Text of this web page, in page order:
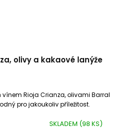
olivy a kakaové lanýže
SKLADEM (98 KS)
Rioja Crianza, olivami Barral
pro jakoukoliv příležitost.